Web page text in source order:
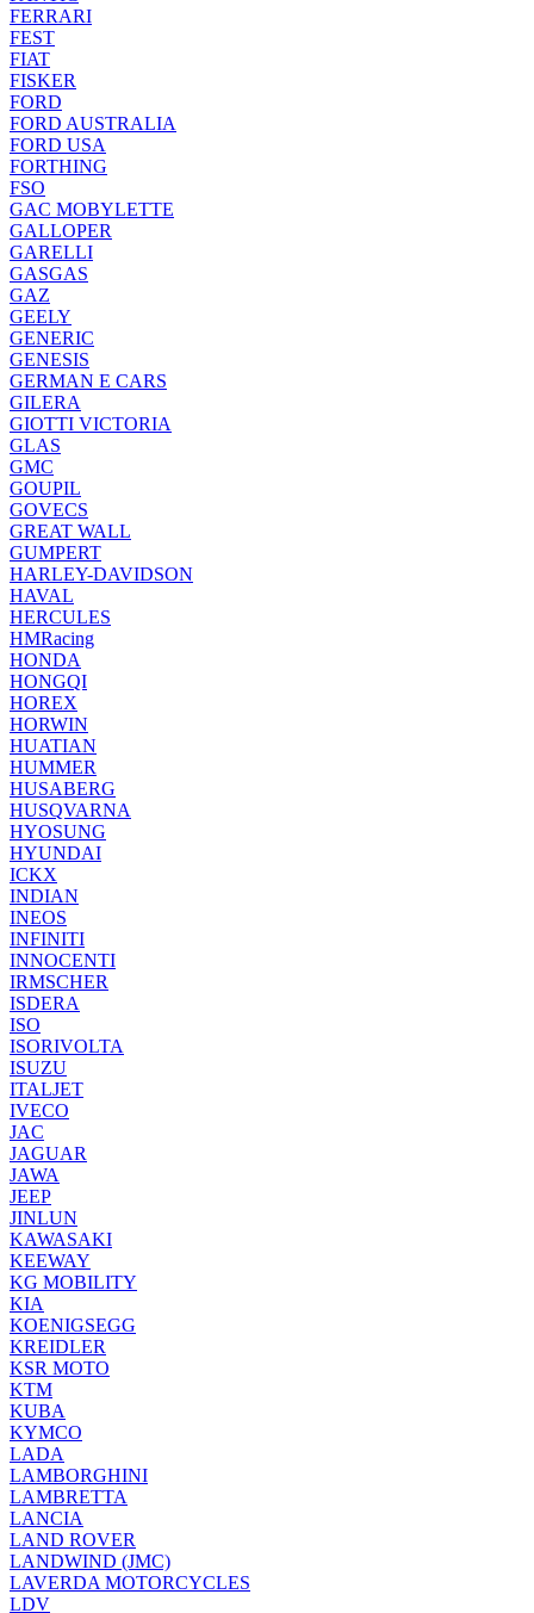
FERRARI
FEST
FIAT
FISKER
FORD
FORD AUSTRALIA
FORD USA
FORTHING
FSO
GAC MOBYLETTE
GALLOPER
GARELLI
GASGAS
GAZ
GEELY
GENERIC
GENESIS
GERMAN E CARS
GILERA
GIOTTI VICTORIA
GLAS
GMC
GOUPIL
GOVECS
GREAT WALL
GUMPERT
HARLEY-DAVIDSON
HAVAL
HERCULES
HMRacing
HONDA
HONGQI
HOREX
HORWIN
HUATIAN
HUMMER
HUSABERG
HUSQVARNA
HYOSUNG
HYUNDAI
ICKX
INDIAN
INEOS
INFINITI
INNOCENTI
IRMSCHER
ISDERA
ISO
ISORIVOLTA
ISUZU
ITALJET
IVECO
JAC
JAGUAR
JAWA
JEEP
JINLUN
KAWASAKI
KEEWAY
KG MOBILITY
KIA
KOENIGSEGG
KREIDLER
KSR MOTO
KTM
KUBA
KYMCO
LADA
LAMBORGHINI
LAMBRETTA
LANCIA
LAND ROVER
LANDWIND (JMC)
LAVERDA MOTORCYCLES
LDV